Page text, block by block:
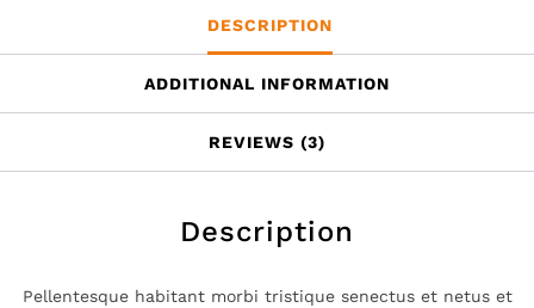
DESCRIPTION
ADDITIONAL INFORMATION
REVIEWS (3)
Description
Pellentesque habitant morbi tristique senectus et netus et